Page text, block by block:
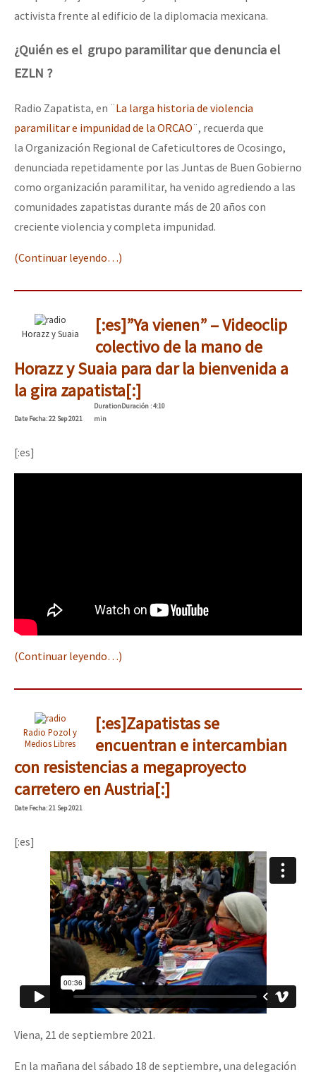
activista frente al edificio de la diplomacia mexicana.
¿Quién es el grupo paramilitar que denuncia el
EZLN ?
Radio Zapatista, en ¨La larga historia de violencia
paramilitar e impunidad de la ORCAO¨, recuerda que
la Organización Regional de Cafeticultores de Ocosingo,
denunciada repetidamente por las Juntas de Buen Gobierno
como organización paramilitar, ha venido agrediendo a las
comunidades zapatistas durante más de 20 años con
creciente violencia y completa impunidad.
(Continuar leyendo…)
Horazz y Suaia
[:es]”Ya vienen” – Videoclip
colectivo de la mano de
Horazz y Suaia para dar la bienvenida a
la gira zapatista[:]
DateFecha: 22 Sep 2021
DurationDuración: 4:10
min
[:es]
(Continuar leyendo…)
Radio Pozol y
Medios Libres
[:es]Zapatistas se
encuentran e intercambian
con resistencias a megaproyecto
carretero en Austria[:]
DateFecha: 21 Sep 2021
[:es]
Viena, 21 de septiembre 2021.
En la mañana del sábado 18 de septiembre, una delegación